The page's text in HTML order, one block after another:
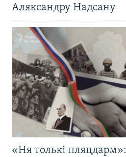
Аляксандру Надсану
«Ня толькі